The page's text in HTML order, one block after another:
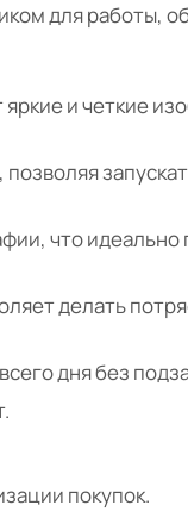
для работы,
и четкие
что идеально
делать
дня без
покупок.